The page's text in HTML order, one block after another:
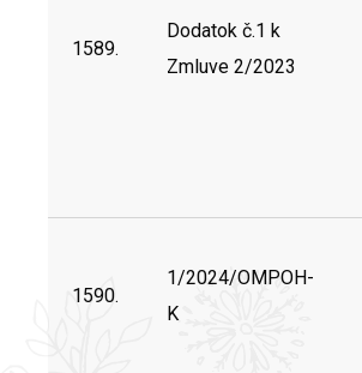
1589.
Dodatok č.1 k
Zmluve 2/2023
1590.
1/2024/OMPOH-
K